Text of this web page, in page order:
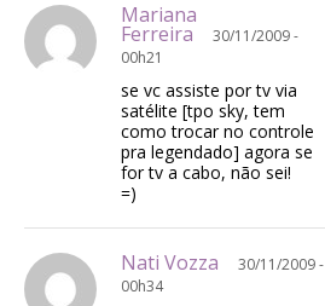
Mariana
Ferreira
30/11/2009 -
00h21
se vc assiste por tv via
satélite [tpo sky, tem
como trocar no controle
pra legendado] agora se
for tv a cabo, não sei!
=)
Nati Vozza
30/11/2009 -
00h34